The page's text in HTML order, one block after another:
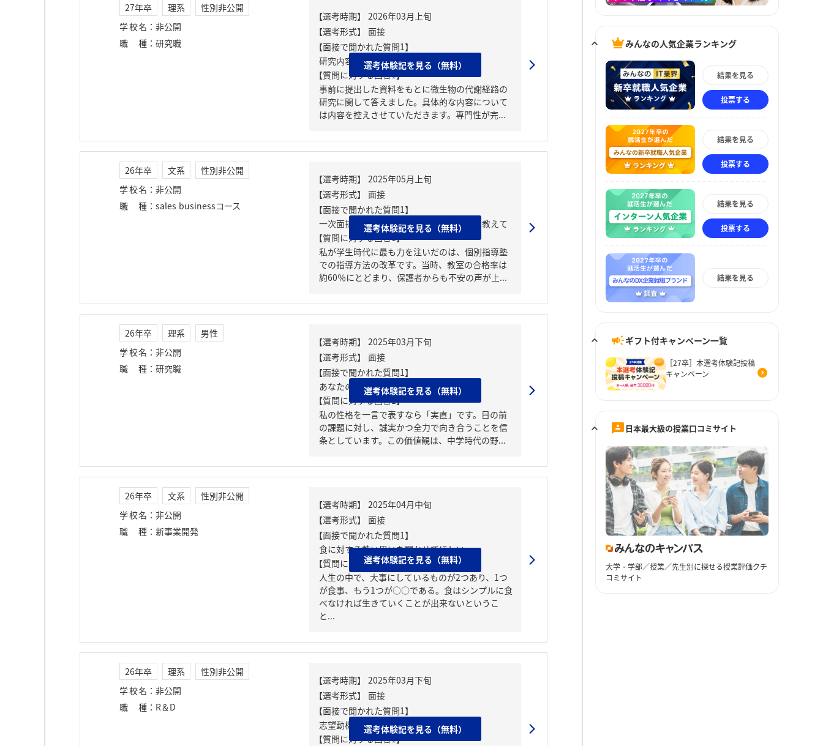
27年卒 理系
性別非公開
学校名 ： 非公開
職種 ： 研究職
【面接で聞かれた質問1】
研究内容をお聞かせください。
【質問に対する回答1】
事前に提出した資料をもとに微生物の代謝経路の
研究に関して答えました。具体的な内容について
は内容を控えさせていただきます。専門性が完...
選考体験記を見る（無料）
26年卒 文系
性別非公開
学校名 ： 非公開
職種 ： sales businessコース
【面接で聞かれた質問1】
一次面接で話してもらった以外のガクチカ教えて
【質問に対する回答1】
私が学生時代に最も力を注いだのは、個別指導塾
での指導方法の改革です。当時、教室の合格率は
約60％にとどまり、保護者からも不安の声が上...
選考体験記を見る（無料）
26年卒 理系
男性
学校名 ： 非公開
職種 ： 研究職
【面接で聞かれた質問1】
あなたの性格は？
【質問に対する回答1】
私の性格を一言で表すなら「実直」です。目の前
の課題に対し、誠実かつ全力で向き合うことを信
条としています。この価値観は、中学時代の野...
選考体験記を見る（無料）
26年卒 文系
性別非公開
学校名 ： 非公開
職種 ： 新事業開発
【面接で聞かれた質問1】
食に対する熱い思いを聞かせてほしい。
【質問に対する回答1】
人生の中で、大事にしているものが2つあり、1つ
が食事、もう1つが○○である。食はシンプルに食
べなければ生きていくことが出来ないというこ
と...
選考体験記を見る（無料）
26年卒 理系
性別非公開
学校名 ： 非公開
職種 ： R＆D
【面接で聞かれた質問1】
志望動機について
【質問に対する回答1】
選考体験記を見る（無料）
みんなの人気企業ランキング
結果を見る
投票する
結果を見る
投票する
結果を見る
投票する
結果を見る
ギフト付キャンペーン一覧
［27卒］本選考体験記投稿
キャンペーン
日本最大級の授業口コミサイト
大学・学部／授業／先生別に探せる授業評価クチ
コミサイト